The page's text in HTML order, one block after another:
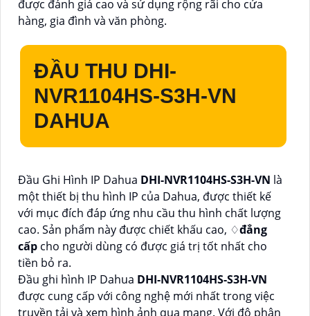
được đánh giá cao và sử dụng rộng rãi cho cửa
hàng, gia đình và văn phòng.
ĐẦU THU DHI-
NVR1104HS-S3H-VN
DAHUA
Đầu Ghi Hình IP Dahua DHI-NVR1104HS-S3H-VN là
một thiết bị thu hình IP của Dahua, được thiết kế
với mục đích đáp ứng nhu cầu thu hình chất lượng
cao. Sản phẩm này được chiết khấu cao, ♢đẳng
cấp cho người dùng có được giá trị tốt nhất cho
tiền bỏ ra.
Đầu ghi hình IP Dahua DHI-NVR1104HS-S3H-VN
được cung cấp với công nghệ mới nhất trong việc
truyền tải và xem hình ảnh qua mạng. Với độ phân